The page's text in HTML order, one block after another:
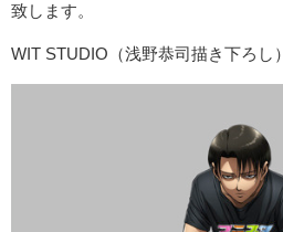
致します。
WIT STUDIO（浅野恭司描き下ろし）